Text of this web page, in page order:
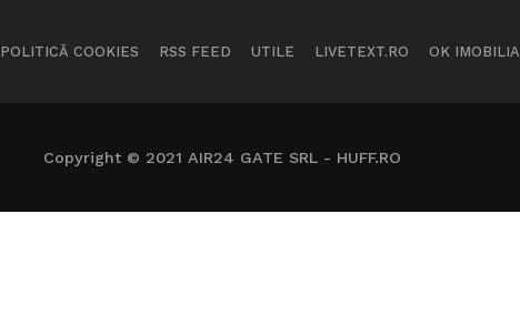
POLITICĂ COOKIES RSS FEED UTILE LIVETEXT.RO OK
Copyright © 2021 AIR24 GATE SRL - HUFF.RO